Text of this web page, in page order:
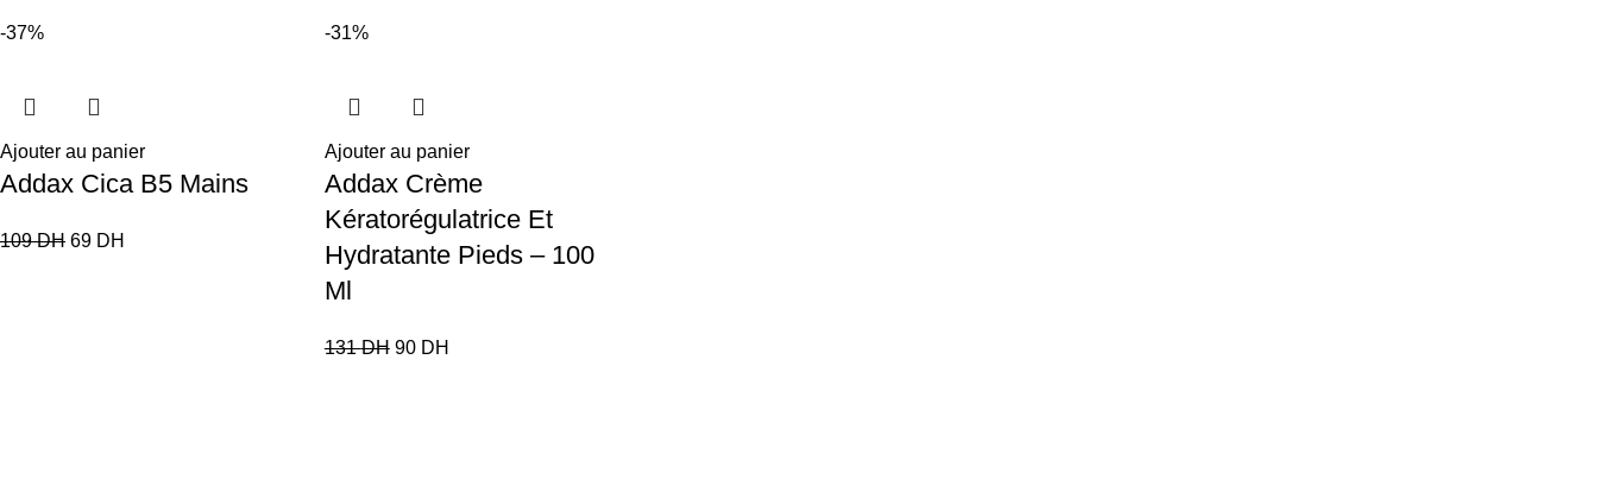
-37%
Ajouter au panier
Addax Cica B5 Mains
109DH 69 DH
-31%
Ajouter au panier
Addax Crème
Kératorégulatrice Et
Hydratante Pieds – 100
Ml
131DH 90 DH